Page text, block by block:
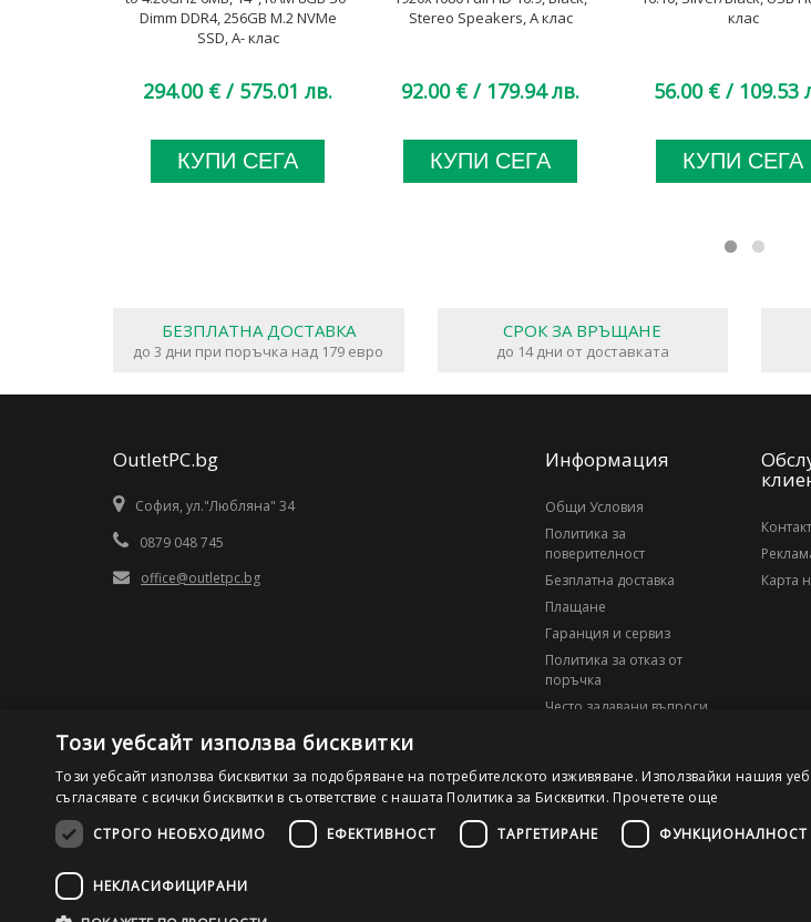
Dimm DDR4, 256GB M.2 NVMe
SSD, A- клас
294.00 € / 575.01 лв.
КУПИ СЕГА
Stereo Speakers, A клас
92.00 € / 179.94 лв.
КУПИ СЕГА
клас
56.00 € / 109.53
КУПИ СЕГА
БЕЗПЛАТНА ДОСТАВКА
до 3 дни при поръчка над 179 евро
СРОК ЗА ВРЪЩАНЕ
до 14 дни от доставката
OutletPC.bg
София, ул."Любляна" 34
0879 048 745
office@outletpc.bg
Информация
Общи Условия
Политика за
поверителност
Безплатна доставка
Плащане
Гаранция и сервиз
Политика за отказ от
поръчка
Често задавани въпроси
Карта
©2026 OutletPC.bg, Всички права запазени! Ди Ес Ай ООД, ЕИК 203010795
Този уебсайт използва бисквитки
Този уебсайт използва бисквитки за подобряване на потребителското изживяване. Използвайки нашия
съгласявате с всички бисквитки в съответствие с нашата Политика за Бисквитки. Прочетете още
СТРОГО НЕОБХОДИМО
ЕФЕКТИВНОСТ ТАРГЕТИРАНЕ ФУНКЦИОНАЛНОСТ
НЕКЛАСИФИЦИРАНИ